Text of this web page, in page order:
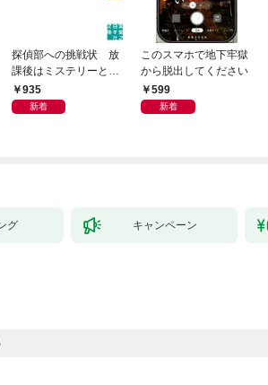
探偵部への挑戦状 放
課後はミステリーとと
もに 新装版
935
新着
このスマホで地下牢獄
から脱出してください
599
新着
グ キャンペーン